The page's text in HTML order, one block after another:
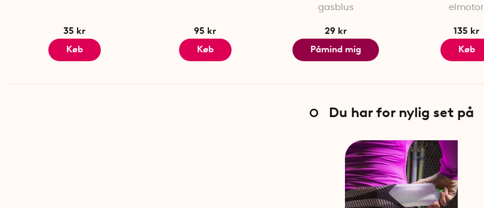
35 kr
Køb
95 kr
Køb
gasblus
29 kr
Påmind mig
elmotor
135 kr
Køb
Du har for nylig set på